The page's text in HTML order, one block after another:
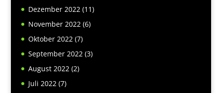
Dezember 2022(11)
November 2022(6)
Oktober 2022(7)
September 2022(3)
August 2022(2)
Juli 2022(7)